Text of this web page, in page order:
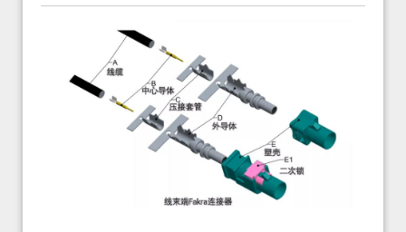
接，如今FAKRA已成为汽车行业通用标准的射频连接器，被业